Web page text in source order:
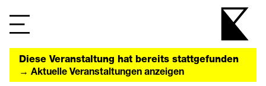
Diese Veranstaltung hat bereits stattgefunden
→ Aktuelle Veranstaltungen anzeigen